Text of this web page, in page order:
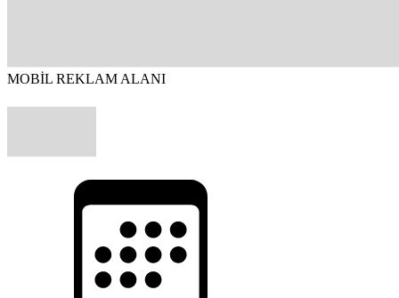
MOBİL REKLAM ALANI